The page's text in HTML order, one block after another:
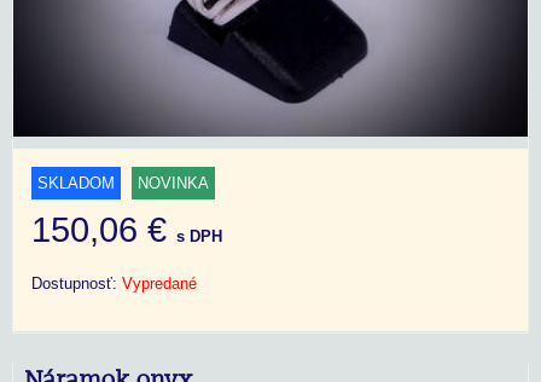
SKLADOM NOVINKA
150,06 € s DPH
Dostupnosť: Vypredané